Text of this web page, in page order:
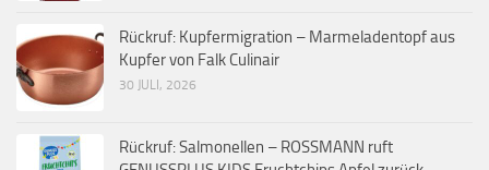
Rückruf: Kupfermigration – Marmeladentopf aus
Kupfer von Falk Culinair
30 JULI, 2026
Rückruf: Salmonellen – ROSSMANN ruft